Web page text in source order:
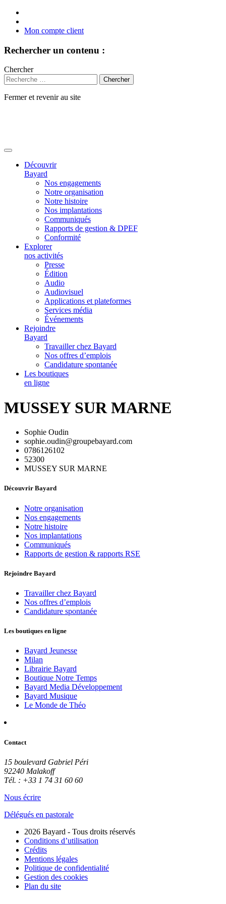
Mon compte client
Rechercher un contenu :
Chercher
Fermer et revenir au site
Découvrir
Bayard
Nos engagements
Notre organisation
Notre histoire
Nos implantations
Communiqués
Rapports de gestion & DPEF
Conformité
Explorer
nos activités
Presse
Édition
Audio
Audiovisuel
Applications et plateformes
Services média
Événements
Rejoindre
Bayard
Travailler chez Bayard
Nos offres d’emplois
Candidature spontanée
Les boutiques
en ligne
MUSSEY SUR MARNE
Sophie Oudin
sophie.oudin@groupebayard.com
0786126102
52300
MUSSEY SUR MARNE
Découvrir Bayard
Notre organisation
Nos engagements
Notre histoire
Nos implantations
Communiqués
Rapports de gestion & rapports RSE
Rejoindre Bayard
Travailler chez Bayard
Nos offres d’emplois
Candidature spontanée
Les boutiques en ligne
Bayard Jeunesse
Milan
Librairie Bayard
Boutique Notre Temps
Bayard Media Développement
Bayard Musique
Le Monde de Théo
Contact
15 boulevard Gabriel Péri
92240 Malakoff
Tél. : +33 1 74 31 60 60
Nous écrire
Délégués en pastorale
2026 Bayard - Tous droits réservés
Conditions d’utilisation
Crédits
Mentions légales
Politique de confidentialité
Gestion des cookies
Plan du site